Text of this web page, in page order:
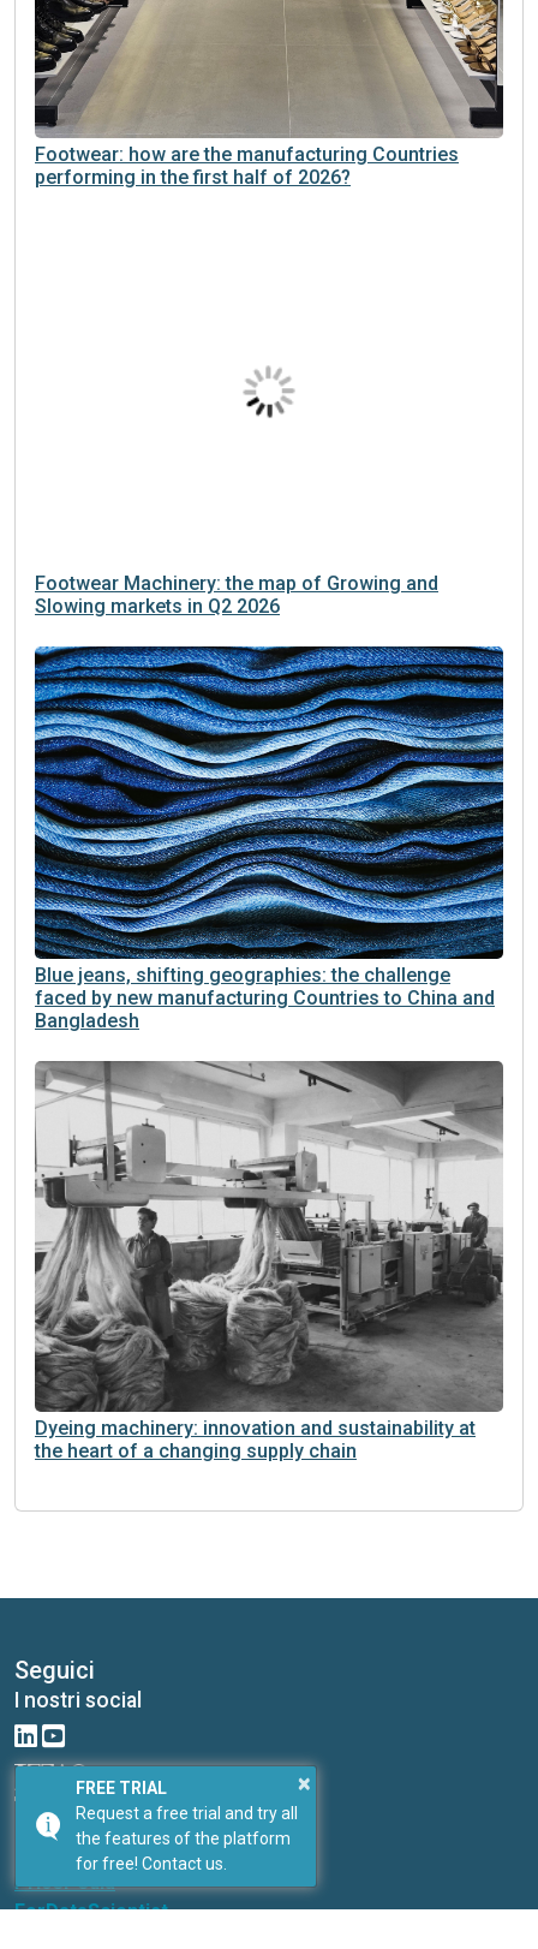
Footwear: how are the manufacturing Countries
performing in the first half of 2026?
Footwear Machinery: the map of Growing and
Slowing markets in Q2 2026
Blue jeans, shifting geographies: the challenge
faced by new manufacturing Countries to China and
Bangladesh
Dyeing machinery: innovation and sustainability at
the heart of a changing supply chain
Seguici
I nostri social
Link
I nostri portali
PricePedia
ForDataScientist
×
FREE TRIAL
Request a free trial and try all
the features of the platform
for free! Contact us.